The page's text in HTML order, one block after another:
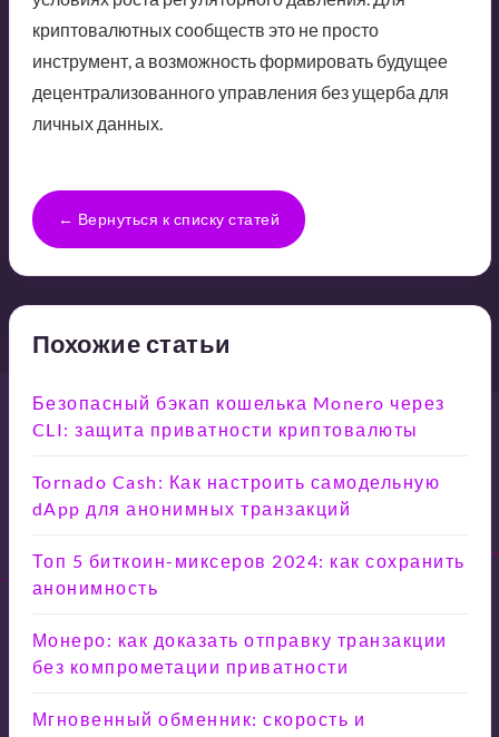
криптовалютных сообществ это не просто
инструмент, а возможность формировать будущее
децентрализованного управления без ущерба для
личных данных.
← Вернуться к списку статей
Похожие статьи
Безопасный бэкап кошелька Monero через
CLI: защита приватности криптовалюты
Tornado Cash: Как настроить самодельную
dApp для анонимных транзакций
Топ 5 биткоин-миксеров 2024: как сохранить
анонимность
Монеро: как доказать отправку транзакции
без компрометации приватности
Мгновенный обменник: скорость и